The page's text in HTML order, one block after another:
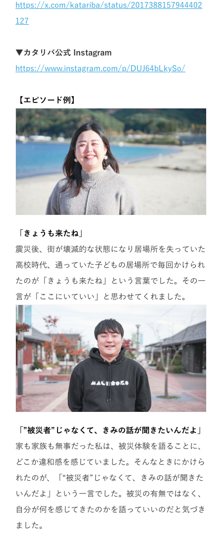
https://x.com/katariba/status/2017388157944402
127
▼カタリバ公式 Instagram
https://www.instagram.com/p/DUJ64bLkySo/
【エピソード例】
「きょうも来たね」
震災後、街が壊滅的な状態になり居場所を失っていた
高校時代、通っていた子どもの居場所で毎回かけられ
たのが「きょうも来たね」という言葉でした。その一
言が「ここにいていい」と思わせてくれました。
「”被災者”じゃなくて、きみの話が聞きたいんだよ」
家も家族も無事だった私は、被災体験を語ることに、
どこか違和感を感じていました。そんなときにかけら
れたのが、「“被災者”じゃなくて、きみの話が聞きた
いんだよ」という一言でした。被災の有無ではなく、
自分が何を感じてきたのかを語っていいのだと気づき
ました。